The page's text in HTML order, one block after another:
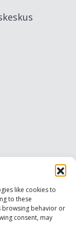
like cookies to
to these
browsing behavior or
consent, may